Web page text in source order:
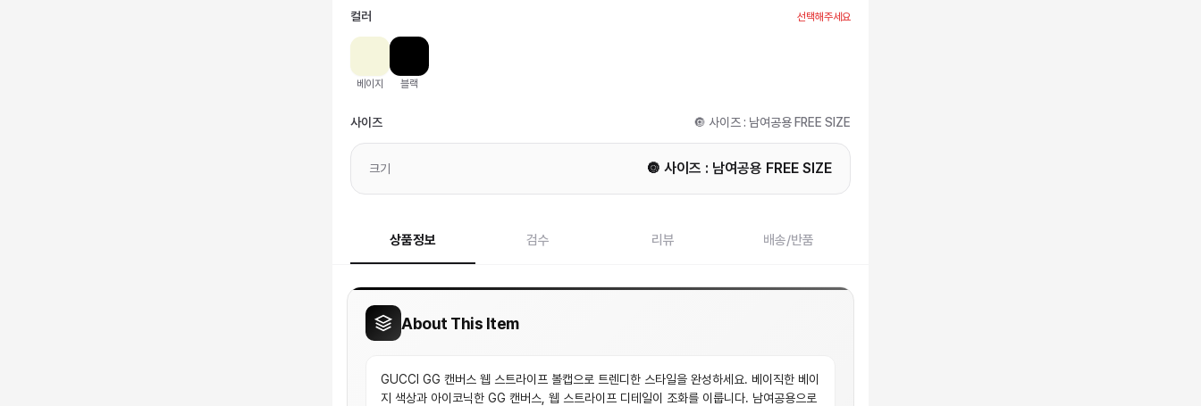
컬러 선택해주세요
베이지 블랙
사이즈 🔘 사이즈 : 남여공용 FREE SIZE
크기 🔘 사이즈 : 남여공용 FREE SIZE
상품정보 검수 리뷰 배송/반품
About This Item
GUCCI GG 캔버스 웹 스트라이프 볼캡으로 트렌디한 스타일을 완성하세요. 베이직한 베이
지 색상과 아이코닉한 GG 캔버스, 웹 스트라이프 디테일이 조화를 이룹니다. 남여공용으로